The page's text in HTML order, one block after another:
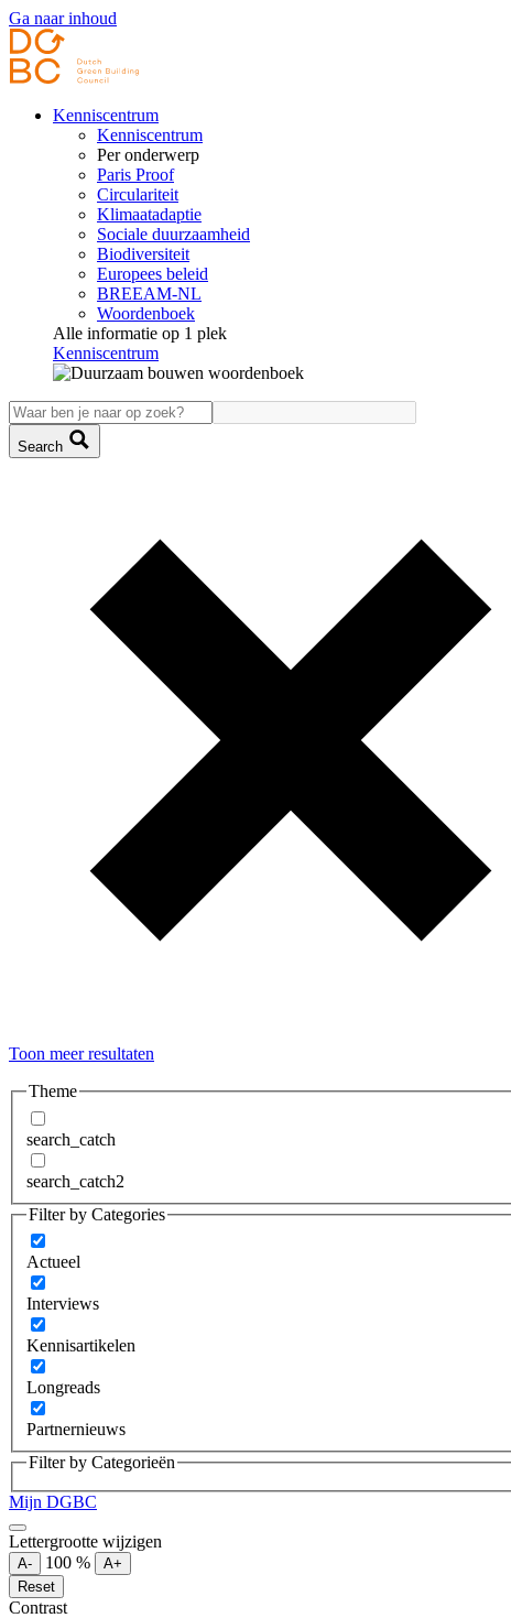
Ga naar inhoud
Kenniscentrum
Kenniscentrum
Per onderwerp
Paris Proof
Circulariteit
Klimaatadaptie
Sociale duurzaamheid
Biodiversiteit
Europees beleid
BREEAM-NL
Woordenboek
Alle informatie op 1 plek
Kenniscentrum
Search
Toon meer resultaten
Theme
search_catch
search_catch2
Filter by Categories
Actueel
Interviews
Kennisartikelen
Longreads
Partnernieuws
Filter by Categorieën
Mijn DGBC
Lettergrootte wijzigen
A- 100 %
A+
Reset
Contrast